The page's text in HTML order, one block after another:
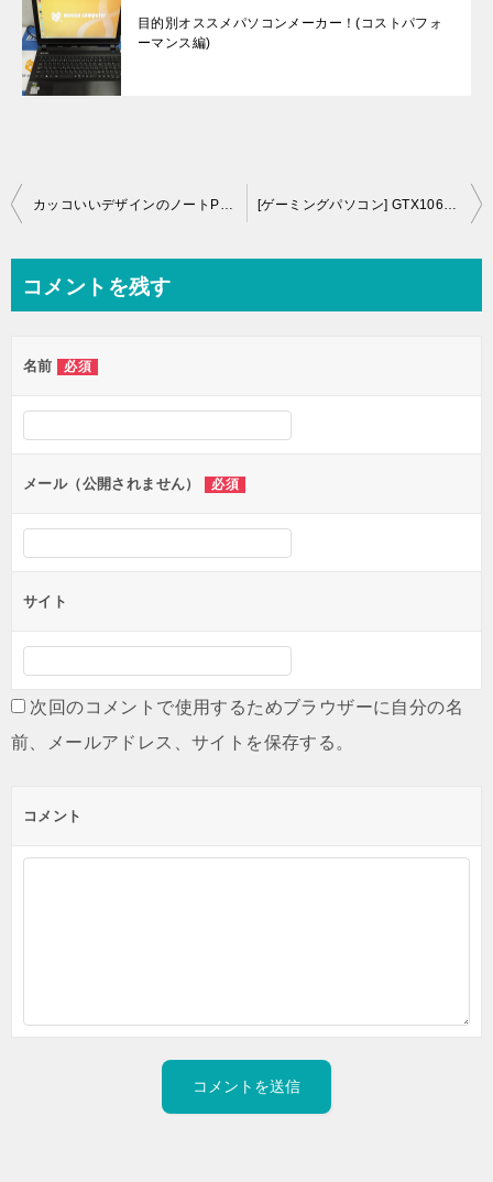
目的別オススメパソコンメーカー！(コストパフォ
ーマンス編)
投
ビ
ー
シ
ョ
ン
カッコいいデザインのノートPCお探しの方必見！ENVYやSpectreシリーズが大幅値下げ！ [ゲーミングパソコン] GTX1060+SSD480GBが14万円台からLev-C117-LCi7-RNS ！
コメントを残す
名前 必須
メール（公開されません） 必須
サイト
次回のコメントで使用するためブラウザーに自分の名
前、メールアドレス、サイトを保存する。
コメント